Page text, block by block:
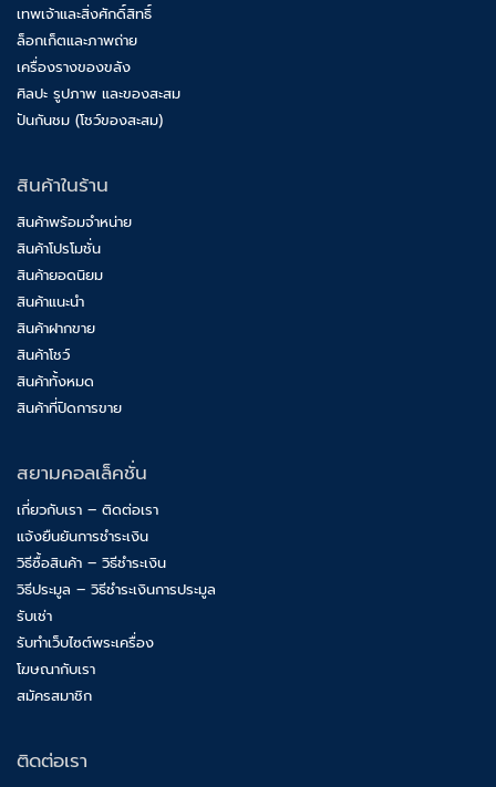
เทพเจ้าและสิ่งศักดิ์สิทธิ์
ล็อกเก็ตและภาพถ่าย
เครื่องรางของขลัง
ศิลปะ รูปภาพ และของสะสม
ปันกันชม (โชว์ของสะสม)
สินค้าในร้าน
สินค้าพร้อมจำหน่าย
สินค้าโปรโมชั่น
สินค้ายอดนิยม
สินค้าแนะนำ
สินค้าฝากขาย
สินค้าโชว์
สินค้าทั้งหมด
สินค้าที่ปิดการขาย
สยามคอลเล็คชั่น
เกี่ยวกับเรา – ติดต่อเรา
แจ้งยืนยันการชำระเงิน
วิธีซื้อสินค้า – วิธีชำระเงิน
วิธีประมูล – วิธีชำระเงินการประมูล
รับเช่า
รับทำเว็บไซต์พระเครื่อง
โฆษณากับเรา
สมัครสมาชิก
ติดต่อเรา